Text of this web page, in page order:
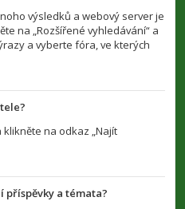
výsledků a webový server je
na „Rozšířené vyhledávání“ a
a vyberte fóra, ve kterých
klikněte na odkaz „Najít
příspěvky a témata?